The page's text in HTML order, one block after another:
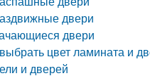
двери
двери
цвет ламината и
и дверей